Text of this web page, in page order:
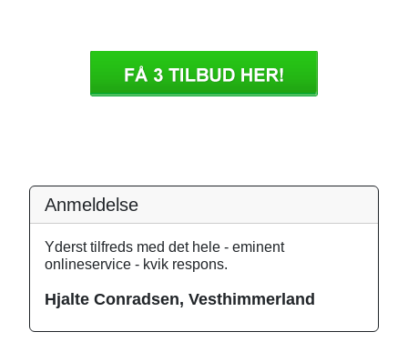
Anmeldelse
Yderst tilfreds med det hele - eminent
onlineservice - kvik respons.
Hjalte Conradsen, Vesthimmerland